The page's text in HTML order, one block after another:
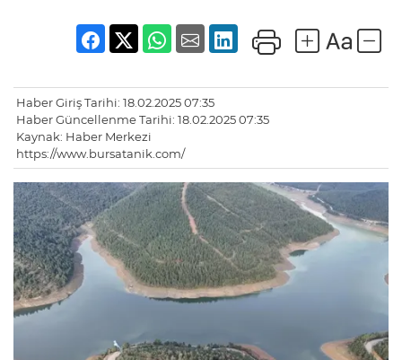
Haber Giriş Tarihi: 18.02.2025 07:35
Haber Güncellenme Tarihi: 18.02.2025 07:35
Kaynak: Haber Merkezi
https://www.bursatanik.com/